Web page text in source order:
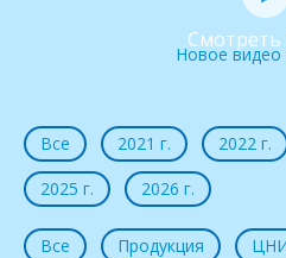
Смотреть
Новое видео
Все 2021 г. 2022 г.
2025 г.
2026 г.
Все Продукция